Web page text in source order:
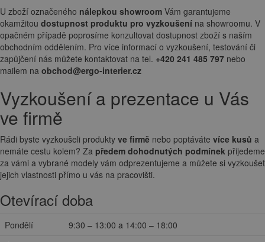
U zboží označeného nálepkou showroom Vám garantujeme
okamžitou dostupnost produktu pro vyzkoušení na showroomu. V
opačném případě poprosíme konzultovat dostupnost zboží s naším
obchodním oddělením. Pro více informací o vyzkoušení, testování či
zapůjčení nás můžete kontaktovat na tel. +420 241 485 797 nebo
mailem na obchod@ergo-interier.cz
Vyzkoušení a prezentace u Vás
ve firmě
Rádi byste vyzkoušeli produkty ve firmě nebo poptáváte více kusů a
nemáte cestu kolem? Za předem dohodnutých podmínek přijedeme
za vámi a vybrané modely vám odprezentujeme a můžete si vyzkoušet
jejich vlastnosti přímo u vás na pracovišti.
Otevírací doba
Pondělí
9:30 – 13:00 a 14:00 – 18:00